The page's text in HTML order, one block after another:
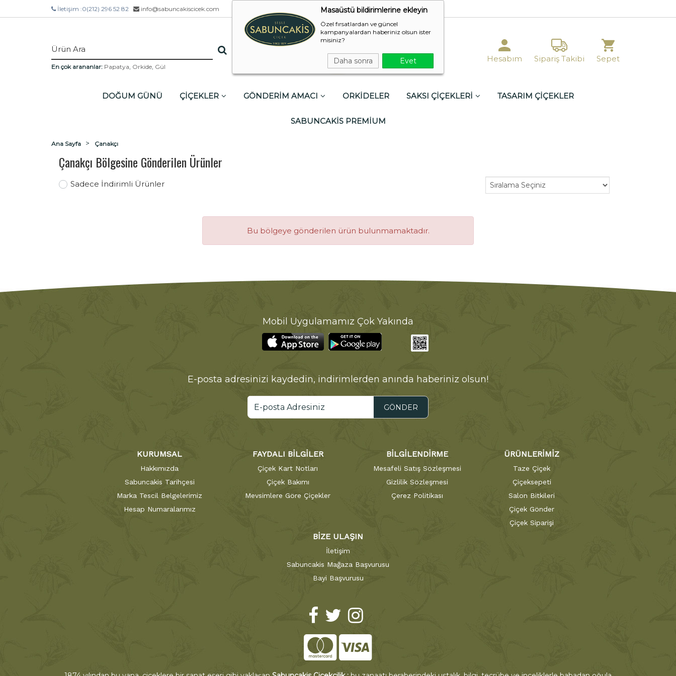
Masaüstü bildirimlerine ekleyin
Özel fırsatlardan ve güncel
kampanyalardan haberiniz olsun ister
misiniz?
Daha sonra Evet
İletişim :0(212) 296 52 82 info@sabuncakiscicek.com
En çok arananlar: Papatya, Orkide, Gül
Hesabım Sipariş Takibi Sepet
DOĞUM GÜNÜ ÇİÇEKLER GÖNDERİM AMACI ORKİDELER SAKSI ÇİÇEKLERİ TASARIM ÇİÇEKLER
SABUNCAKİS PREMİUM
Ana Sayfa Çanakçı
Çanakçı Bölgesine Gönderilen Ürünler
Sadece İndirimli Ürünler
Bu bölgeye gönderilen ürün bulunmamaktadır.
Mobil Uygulamamız Çok Yakında
E-posta adresinizi kaydedin, indirimlerden anında haberiniz olsun!
GÖNDER
KURUMSAL
Hakkımızda
Sabuncakis Tarihçesi
Marka Tescil Belgelerimiz
Hesap Numaralarımız
FAYDALI BİLGİLER
Çiçek Kart Notları
Çiçek Bakımı
Mevsimlere Göre Çiçekler
BİLGİLENDİRME
Mesafeli Satış Sözleşmesi
Gizlilik Sözleşmesi
Çerez Politikası
ÜRÜNLERİMİZ
Taze Çiçek
Çiçeksepeti
Salon Bitkileri
Çiçek Gönder
Çiçek Siparişi
BİZE ULAŞIN
İletişim
Sabuncakis Mağaza Başvurusu
Bayi Başvurusu